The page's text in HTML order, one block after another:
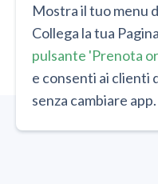
Mostra il tuo menu
Collega la tua
pulsante 'Prenota
e consenti ai clienti
senza cambiare app.